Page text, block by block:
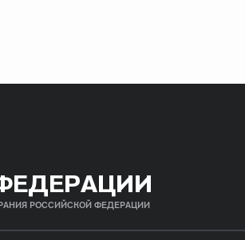
РОССИЙСКОЙ ФЕДЕРАЦИИ